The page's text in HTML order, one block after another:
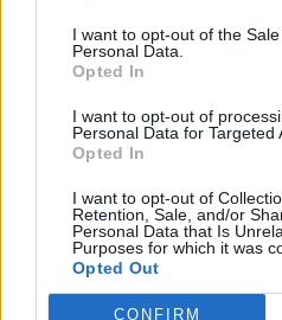
I want to opt-out of the
Personal Data.
Opted In
I want to opt-out of
Personal Data for Targeted
Opted In
I want to opt-out of
Retention, Sale, and/or
Personal Data that Is
Purposes for which it was
Opted Out
CONFIRM
Colheita de sangue
de agosto
DESTAQUES